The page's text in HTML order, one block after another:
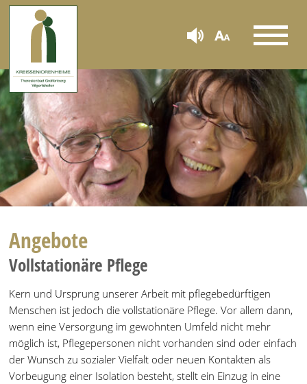
Angebote
Vollstationäre Pflege
Kern und Ursprung unserer Arbeit mit pflegebedürftigen
Menschen ist jedoch die vollstationäre Pflege. Vor allem dann,
wenn eine Versorgung im gewohnten Umfeld nicht mehr
möglich ist, Pflegepersonen nicht vorhanden sind oder einfach
der Wunsch zu sozialer Vielfalt oder neuen Kontakten als
Vorbeugung einer Isolation besteht, stellt ein Einzug in eine